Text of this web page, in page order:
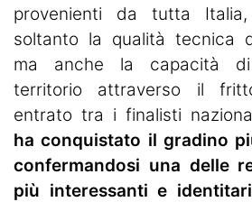
provenienti da tutta
soltanto la qualità tecnica
ma anche la capacità
territorio attraverso il
entrato tra i finalisti
ha conquistato il gradino
confermandosi una delle
più interessanti e